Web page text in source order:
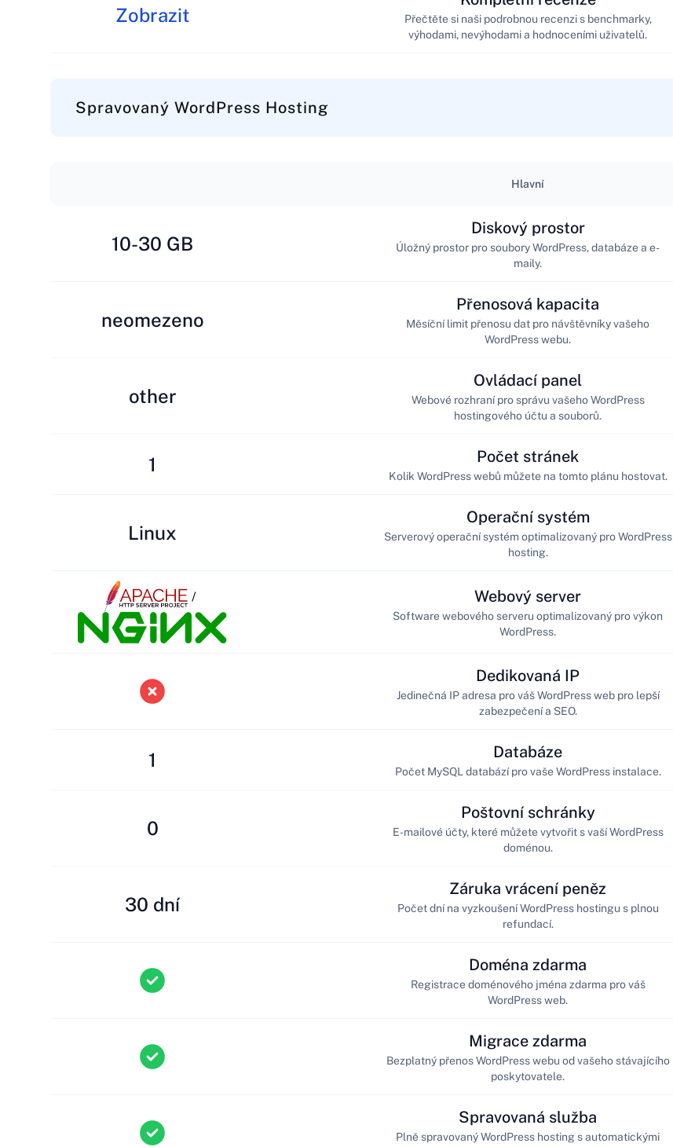
Zobrazit
Přečtěte si naši podrobnou recenzi s benchmarky,
výhodami, nevýhodami a hodnoceními uživatelů.
Spravovaný WordPress Hosting
Hlavní
10-30 GB
Diskový prostor
Úložný prostor pro soubory WordPress, databáze a e-
maily.
neomezeno
Přenosová kapacita
Měsíční limit přenosu dat pro návštěvníky vašeho
WordPress webu.
other
Ovládací panel
Webové rozhraní pro správu vašeho WordPress
hostingového účtu a souborů.
1 Počet stránek
Kolik WordPress webů můžete na tomto plánu hostovat.
Linux
Operační systém
Serverový operační systém optimalizovaný pro WordPress
hosting.
/ Webový server
Software webového serveru optimalizovaný pro výkon
WordPress.
Dedikovaná IP
Jedinečná IP adresa pro váš WordPress web pro lepší
zabezpečení a SEO.
1 Databáze
Počet MySQL databází pro vaše WordPress instalace.
0
Poštovní schránky
E-mailové účty, které můžete vytvořit s vaší WordPress
doménou.
30 dní
Záruka vrácení peněz
Počet dní na vyzkoušení WordPress hostingu s plnou
refundací.
Doména zdarma
Registrace doménového jména zdarma pro váš
WordPress web.
Migrace zdarma
Bezplatný přenos WordPress webu od vašeho stávajícího
poskytovatele.
Spravovaná služba
Plně spravovaný WordPress hosting s automatickými